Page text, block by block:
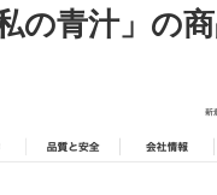
の青汁」の